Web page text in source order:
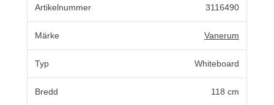
Artikelnummer 3116490
Märke Vanerum
Typ Whiteboard
Bredd 118 cm